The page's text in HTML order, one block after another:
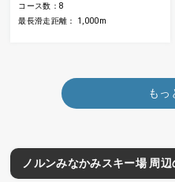
コース数：8
最長滑走距離： 1,000m
もっ
ノルンみなかみスキー場 周